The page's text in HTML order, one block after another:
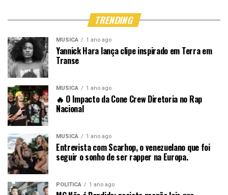
TRENDING
MÚSICA 1 ano ago
Yannick Hara lança clipe inspirado em Terra em
Transe
MÚSICA 1 ano ago
🔥 O Impacto da Cone Crew Diretoria no Rap
Nacional
MÚSICA 1 ano ago
Entrevista com Scarhop, o venezuelano que foi
seguir o sonho de ser rapper na Europa.
POLÍTICA 1 ano ago